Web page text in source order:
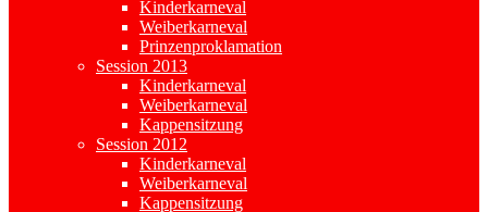
Kinderkarneval
Weiberkarneval
Prinzenproklamation
Session 2013
Kinderkarneval
Weiberkarneval
Kappensitzung
Session 2012
Kinderkarneval
Weiberkarneval
Kappensitzung